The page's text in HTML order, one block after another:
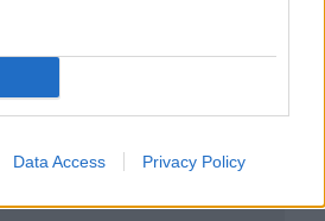
Data Access Privacy Policy